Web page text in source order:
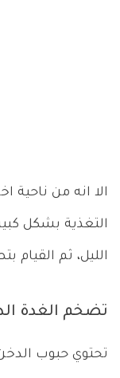
الا انه من ناحية
التغذية بشكل
الليل، ثم
تضخم الغدة
تحتوي حبوب